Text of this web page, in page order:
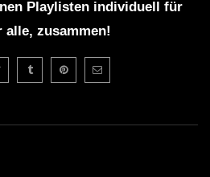
Playlisten individuell für
alle, zusammen!